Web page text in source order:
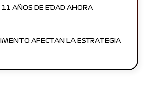
11 AÑOS DE EDAD AHORA
AFECTAN LA ESTRATEGIA